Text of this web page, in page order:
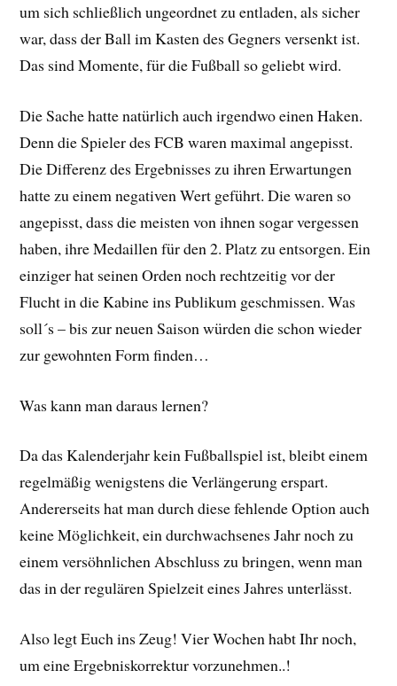
um sich schließlich ungeordnet zu entladen, als sicher
war, dass der Ball im Kasten des Gegners versenkt ist.
Das sind Momente, für die Fußball so geliebt wird.
Die Sache hatte natürlich auch irgendwo einen Haken.
Denn die Spieler des FCB waren maximal angepisst.
Die Differenz des Ergebnisses zu ihren Erwartungen
hatte zu einem negativen Wert geführt. Die waren so
angepisst, dass die meisten von ihnen sogar vergessen
haben, ihre Medaillen für den 2. Platz zu entsorgen. Ein
einziger hat seinen Orden noch rechtzeitig vor der
Flucht in die Kabine ins Publikum geschmissen. Was
soll´s – bis zur neuen Saison würden die schon wieder
zur gewohnten Form finden…
Was kann man daraus lernen?
Da das Kalenderjahr kein Fußballspiel ist, bleibt einem
regelmäßig wenigstens die Verlängerung erspart.
Andererseits hat man durch diese fehlende Option auch
keine Möglichkeit, ein durchwachsenes Jahr noch zu
einem versöhnlichen Abschluss zu bringen, wenn man
das in der regulären Spielzeit eines Jahres unterlässt.
Also legt Euch ins Zeug! Vier Wochen habt Ihr noch,
um eine Ergebniskorrektur vorzunehmen..!